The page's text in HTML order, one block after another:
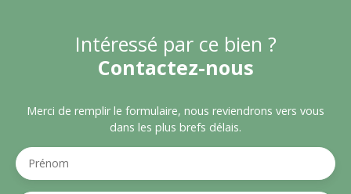
Intéressé par ce bien ?
Contactez-nous
Merci de remplir le formulaire, nous reviendrons vers vous
dans les plus brefs délais.
Prénom